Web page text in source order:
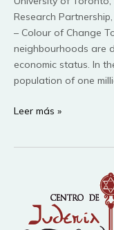
Research
– Colour of Change
neighbourhoods are
economic status. In
population of one
Socio-
Racism
Got
Leer más »